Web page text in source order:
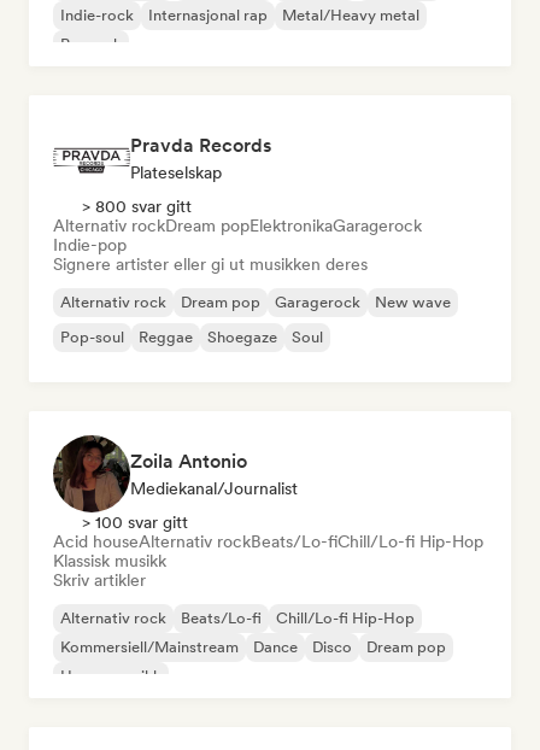
Indie-rock
Internasjonal rap
Metal/Heavy metal
Poprock
Pravda Records
Plateselskap
> 800 svar gitt
Alternativ rockDream popElektronikaGaragerock
Indie-pop
Signere artister eller gi ut musikken deres
Alternativ rock Dream pop Garagerock
New wave
Pop-soul
Reggae Shoegaze Soul
Zoila Antonio
Mediekanal/journalist
> 100 svar gitt
Acid houseAlternativ rockBeats/Lo-fiChill/Lo-fi Hip-Hop
Klassisk musikk
Skriv artikler
Alternativ rock Beats/Lo-fi
Chill/Lo-fi Hip-Hop
Kommersiell/Mainstream
Dance Disco
Dream pop
House-musikk